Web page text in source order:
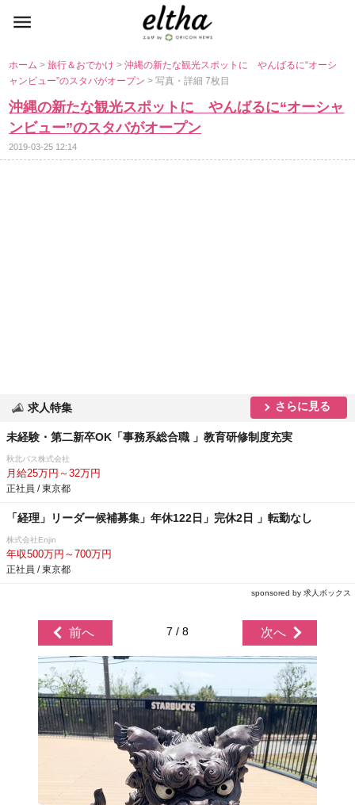
ホーム>旅行＆おでかけ>沖縄の新たな観光スポットに やんばるに“オーシ
ャンビュー”のスタバがオープン> 写真・詳細 7枚目
沖縄の新たな観光スポットに やんばるに“オーシャ
ンビュー”のスタバがオープン
2019-03-25 12:14
求人特集 さらに見る
未経験・第二新卒OK「事務系総合職 」教育研修制度充実
秋北バス株式会社
月給25万円～32万円
正社員 / 東京都
「経理」リーダー候補募集」年休122日」完休2日 」転勤なし
株式会社Enjin
年収500万円～700万円
正社員 / 東京都
sponsored by 求人ボックス
前へ 7 / 8 次へ